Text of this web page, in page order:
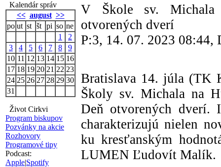
Kalendár správ
<< august >>
po ut st št pi so ne
1
2
3
4 5 6 7 8
9
10 11 12 13 14 15 16
17 18 19 20 21 22 23
24 25 26 27 28 29 30
31
Život Cirkvi
Program biskupov
Pozvánky na akcie
Rozhovory
Programové tipy
Podcast:
Apple|Spotify
V Škole sv. Michala
otvorených dverí
P:3, 14. 07. 2023 08:44,
Bratislava 14. júla (TK
Školy sv. Michala na
Deň otvorených dverí.
charakterizujú nielen
ku kresťanským
LUMEN Ľudovít Malík.